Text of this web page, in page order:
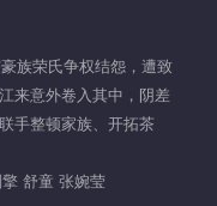
EP 1 No.147
族荣氏争权结怨，遭致
来意外卷入其中，阴差
手整顿家族、开拓茶
舒童 张婉莹